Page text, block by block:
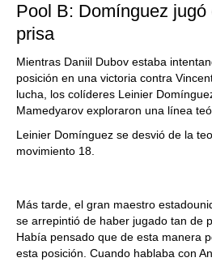
Pool B: Domínguez jugó
prisa
Mientras Daniil Dubov estaba
posición en una victoria contra
lucha, los colíderes Leinier
Mamedyarov exploraron una línea
Leinier Domínguez se desvió de la
movimiento 18.
Más tarde, el gran maestro
se arrepintió de haber jugado tan de
Había pensado que de esta manera
esta posición. Cuando hablaba con